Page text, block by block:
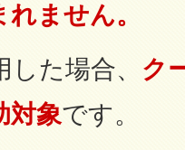
ません。
た場合、 ク
対象です。